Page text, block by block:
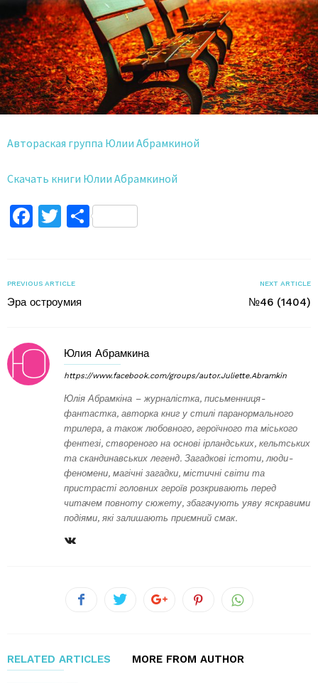
Автораская группа Юлии Абрамкиной
Скачать книги Юлии Абрамкиной
Facebook
TwitterПоділитися
PREVIOUS ARTICLE
Эра остроумия
NEXT ARTICLE
№46 (1404)
Юлия Абрамкина
https://www.facebook.com/groups/autor.Juliette.Abramkin
Юлія Абрамкіна – журналістка, письменниця-
фантастка, авторка книг у стилі паранормального
трилера, а також любовного, героїчного та міського
фентезі, створеного на основі ірландських, кельтських
та скандинавських легенд. Загадкові істоти, люди-
феномени, магічні загадки, містичні світи та
пристрасті головних героїв розкривають перед
читачем повноту сюжету, збагачують уяву яскравими
подіями, які залишають приємний смак.
RELATED ARTICLES MORE FROM AUTHOR